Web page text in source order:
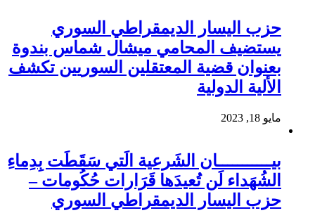
حزب اليسار الديمقراطي السوري
يستضيف المحامي ميشال شماس بندوة
بعنوان قضية المعتقلين السوريين تكشف
الألية الدولية
مايو 18, 2023
بيـــــــــــان الشَرعية الَتي سَقَطَت بِدِماءِ
الشُهَداء لَن تُعيدَها قَرَارات حُكُومات –
حزب اليسار الديمقراطي السوري